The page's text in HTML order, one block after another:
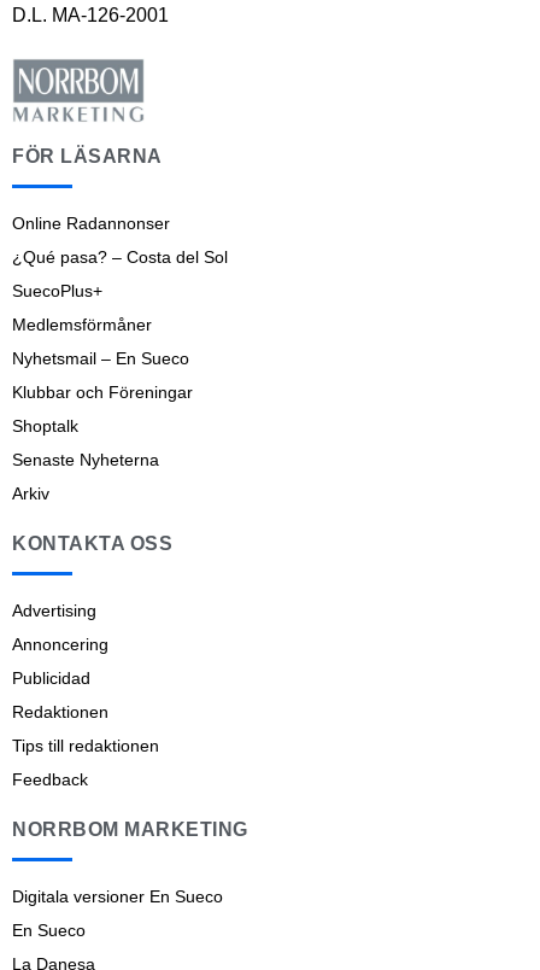
D.L. MA-126-2001
FÖR LÄSARNA
Online Radannonser
¿Qué pasa? – Costa del Sol
SuecoPlus+
Medlemsförmåner
Nyhetsmail – En Sueco
Klubbar och Föreningar
Shoptalk
Senaste Nyheterna
Arkiv
KONTAKTA OSS
Advertising
Annoncering
Publicidad
Redaktionen
Tips till redaktionen
Feedback
NORRBOM MARKETING
Digitala versioner En Sueco
En Sueco
La Danesa